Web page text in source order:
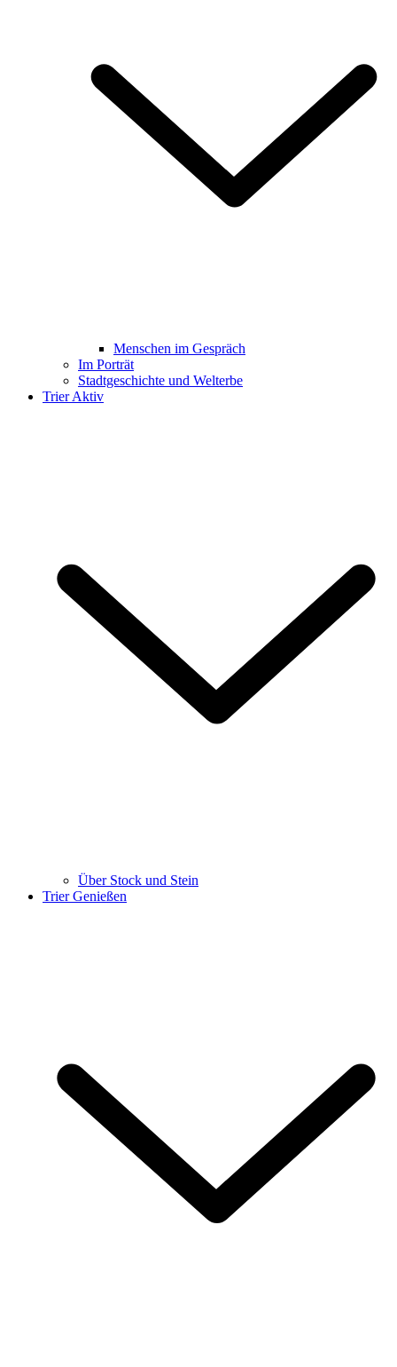
Menschen im Gespräch
Im Porträt
Stadtgeschichte und Welterbe
Trier Aktiv
Über Stock und Stein
Trier Genießen